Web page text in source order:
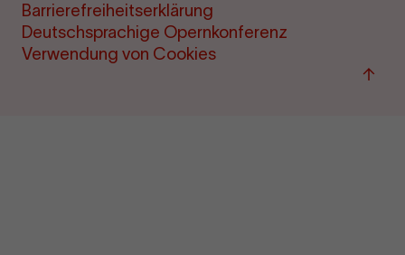
Barrierefreiheitserklärung
Deutschsprachige Opernkonferenz
Verwendung von Cookies
Zum